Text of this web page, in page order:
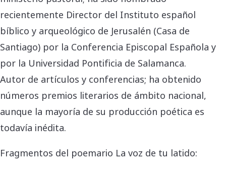
recientemente Director del Instituto español
bíblico y arqueológico de Jerusalén (Casa de
Santiago) por la Conferencia Episcopal Española y
por la Universidad Pontificia de Salamanca.
Autor de artículos y conferencias; ha obtenido
números premios literarios de ámbito nacional,
aunque la mayoría de su producción poética es
todavía inédita.
Fragmentos del poemario La voz de tu latido: